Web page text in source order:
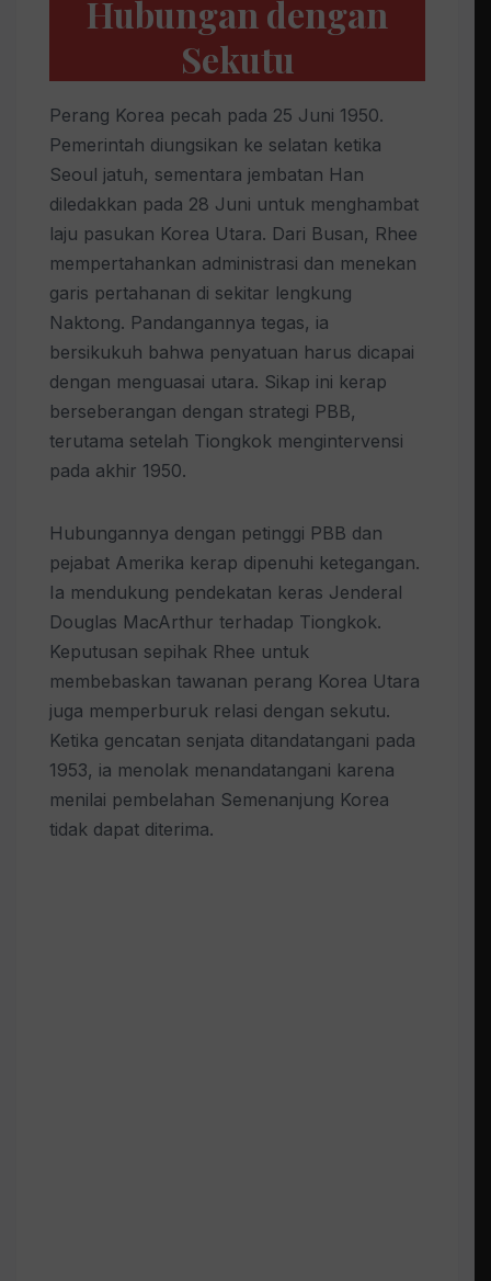
Hubungan dengan
Sekutu
Perang Korea pecah pada 25 Juni 1950.
Pemerintah diungsikan ke selatan ketika
Seoul jatuh, sementara jembatan Han
diledakkan pada 28 Juni untuk menghambat
laju pasukan Korea Utara. Dari Busan, Rhee
mempertahankan administrasi dan menekan
garis pertahanan di sekitar lengkung
Naktong. Pandangannya tegas, ia
bersikukuh bahwa penyatuan harus dicapai
dengan menguasai utara. Sikap ini kerap
berseberangan dengan strategi PBB,
terutama setelah Tiongkok mengintervensi
pada akhir 1950.
Hubungannya dengan petinggi PBB dan
pejabat Amerika kerap dipenuhi ketegangan.
Ia mendukung pendekatan keras Jenderal
Douglas MacArthur terhadap Tiongkok.
Keputusan sepihak Rhee untuk
membebaskan tawanan perang Korea Utara
juga memperburuk relasi dengan sekutu.
Ketika gencatan senjata ditandatangani pada
1953, ia menolak menandatangani karena
menilai pembelahan Semenanjung Korea
tidak dapat diterima.